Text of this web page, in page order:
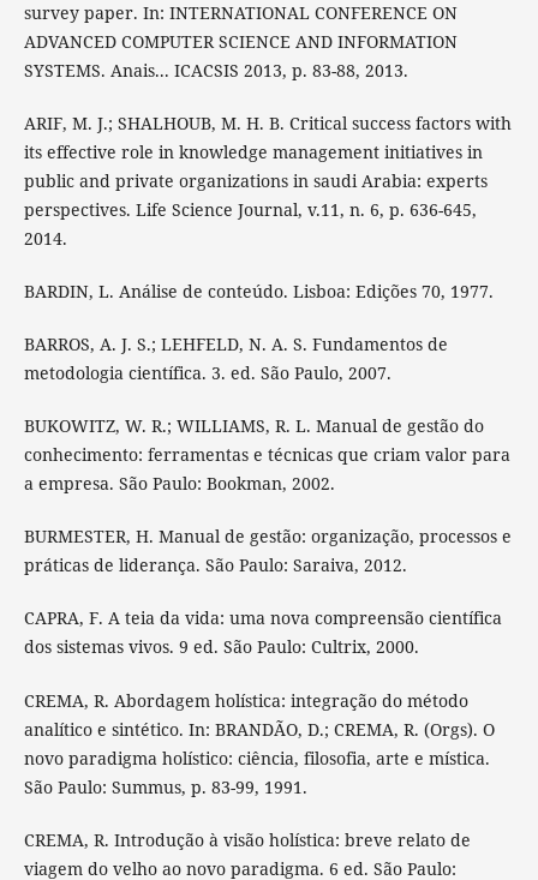
survey paper. In: INTERNATIONAL CONFERENCE ON
ADVANCED COMPUTER SCIENCE AND INFORMATION
SYSTEMS. Anais... ICACSIS 2013, p. 83-88, 2013.
ARIF, M. J.; SHALHOUB, M. H. B. Critical success factors with
its effective role in knowledge management initiatives in
public and private organizations in saudi Arabia: experts
perspectives. Life Science Journal, v.11, n. 6, p. 636-645,
2014.
BARDIN, L. Análise de conteúdo. Lisboa: Edições 70, 1977.
BARROS, A. J. S.; LEHFELD, N. A. S. Fundamentos de
metodologia científica. 3. ed. São Paulo, 2007.
BUKOWITZ, W. R.; WILLIAMS, R. L. Manual de gestão do
conhecimento: ferramentas e técnicas que criam valor para
a empresa. São Paulo: Bookman, 2002.
BURMESTER, H. Manual de gestão: organização, processos e
práticas de liderança. São Paulo: Saraiva, 2012.
CAPRA, F. A teia da vida: uma nova compreensão científica
dos sistemas vivos. 9 ed. São Paulo: Cultrix, 2000.
CREMA, R. Abordagem holística: integração do método
analítico e sintético. In: BRANDÃO, D.; CREMA, R. (Orgs). O
novo paradigma holístico: ciência, filosofia, arte e mística.
São Paulo: Summus, p. 83-99, 1991.
CREMA, R. Introdução à visão holística: breve relato de
viagem do velho ao novo paradigma. 6 ed. São Paulo: